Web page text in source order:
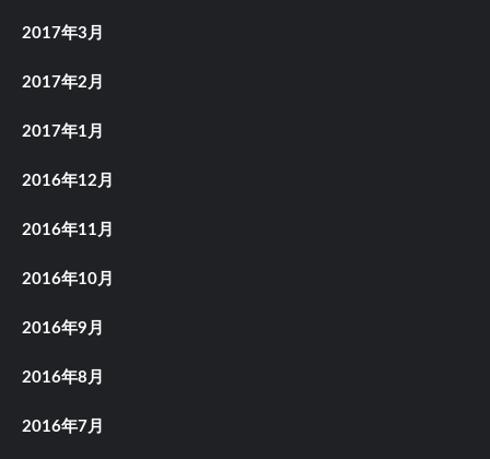
2017年3月
2017年2月
2017年1月
2016年12月
2016年11月
2016年10月
2016年9月
2016年8月
2016年7月